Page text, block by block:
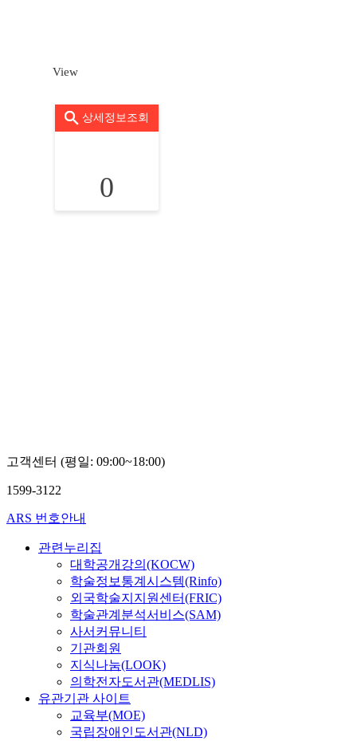
View
상세정보조회
0
고객센터 (평일: 09:00~18:00)
1599-3122
ARS 번호안내
관련누리집
대학공개강의(KOCW)
학술정보통계시스템(Rinfo)
외국학술지지원센터(FRIC)
학술관계분석서비스(SAM)
사서커뮤니티
기관회원
지식나눔(LOOK)
의학전자도서관(MEDLIS)
유관기관 사이트
교육부(MOE)
국립장애인도서관(NLD)